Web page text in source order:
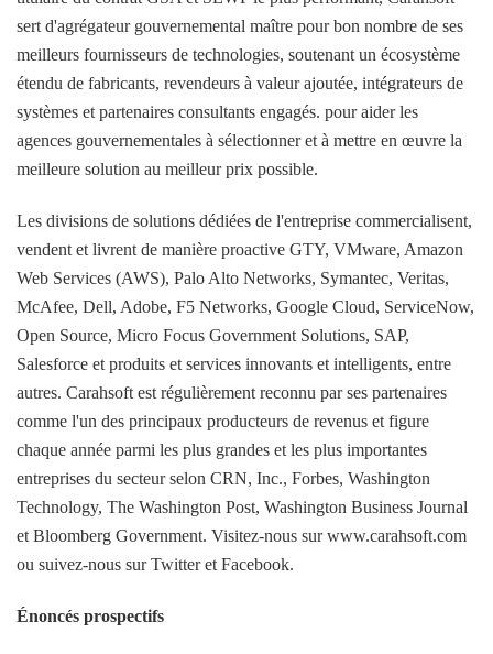
sert d'agrégateur gouvernemental maître pour bon nombre de ses
meilleurs fournisseurs de technologies, soutenant un écosystème
étendu de fabricants, revendeurs à valeur ajoutée, intégrateurs de
systèmes et partenaires consultants engagés. pour aider les
agences gouvernementales à sélectionner et à mettre en œuvre la
meilleure solution au meilleur prix possible.
Les divisions de solutions dédiées de l'entreprise commercialisent,
vendent et livrent de manière proactive GTY, VMware, Amazon
Web Services (AWS), Palo Alto Networks, Symantec, Veritas,
McAfee, Dell, Adobe, F5 Networks, Google Cloud, ServiceNow,
Open Source, Micro Focus Government Solutions, SAP,
Salesforce et produits et services innovants et intelligents, entre
autres. Carahsoft est régulièrement reconnu par ses partenaires
comme l'un des principaux producteurs de revenus et figure
chaque année parmi les plus grandes et les plus importantes
entreprises du secteur selon CRN, Inc., Forbes, Washington
Technology, The Washington Post, Washington Business Journal
et Bloomberg Government. Visitez-nous sur www.carahsoft.com
ou suivez-nous sur Twitter et Facebook.
Énoncés prospectifs